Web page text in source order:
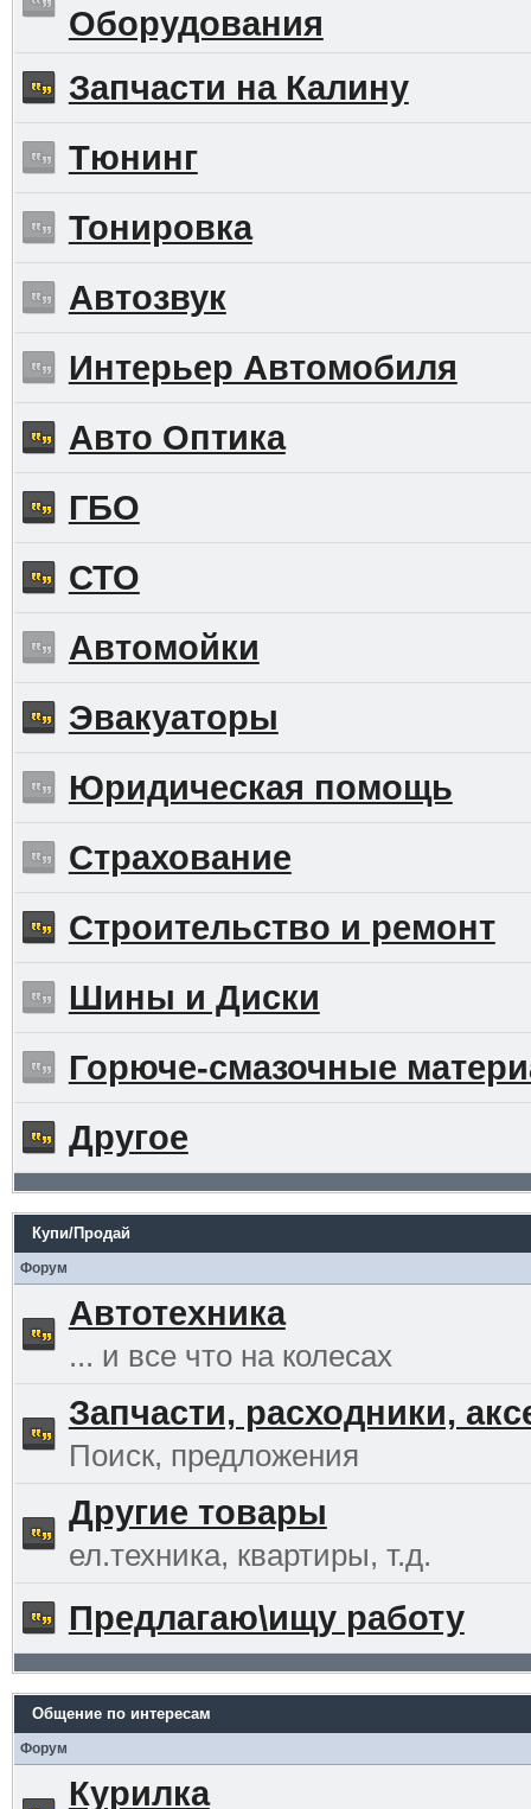
Оборудования
Запчасти на Калину
Тюнинг
Тонировка
Автозвук
Интерьер Автомобиля
Авто Оптика
ГБО
СТО
Автомойки
Эвакуаторы
Юридическая помощь
Страхование
Строительство и ремонт
Шины и Диски
Горюче-смазочные
Другое
Купи/Продай
Форум
Автотехника
... и все что на колесах
Запчасти, расходники,
Поиск, предложения
Другие товары
ел.техника, квартиры, т.д.
Предлагаю\ищу работу
Общение по интересам
Форум
Курилка